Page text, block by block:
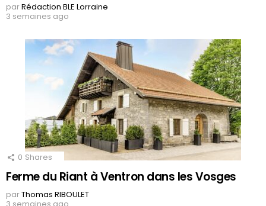
parRédaction BLE Lorraine
3 semaines ago
0 Shares
Ferme du Riant à Ventron dans les Vosges
parThomas RIBOULET